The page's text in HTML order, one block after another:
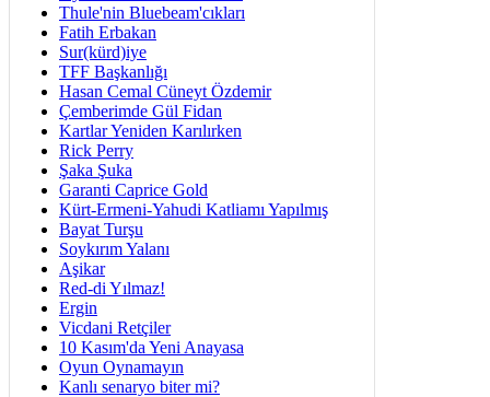
Thule'nin Bluebeam'cıkları
Fatih Erbakan
Sur(kürd)iye
TFF Başkanlığı
Hasan Cemal Cüneyt Özdemir
Çemberimde Gül Fidan
Kartlar Yeniden Karılırken
Rick Perry
Şaka Şuka
Garanti Caprice Gold
Kürt-Ermeni-Yahudi Katliamı Yapılmış
Bayat Turşu
Soykırım Yalanı
Aşikar
Red-di Yılmaz!
Ergin
Vicdani Retçiler
10 Kasım'da Yeni Anayasa
Oyun Oynamayın
Kanlı senaryo biter mi?